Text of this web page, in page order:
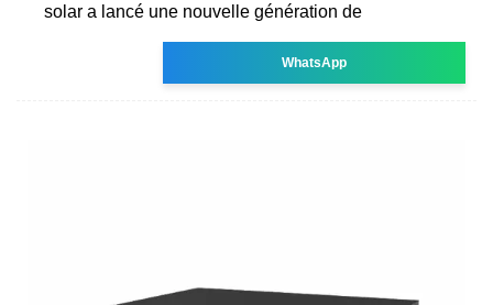
solar a lancé une nouvelle génération de
WhatsApp